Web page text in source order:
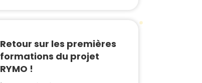
Retour sur les premières
formations du projet
RYMO !